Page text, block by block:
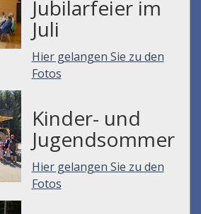
Jubilarfeier im
Juli
Hier gelangen Sie zu den
Fotos
Kinder- und
Jugendsommer
Hier gelangen Sie zu den
Fotos